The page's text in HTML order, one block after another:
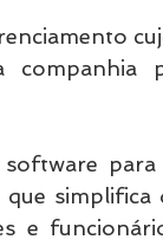
companhia
simplifica
e